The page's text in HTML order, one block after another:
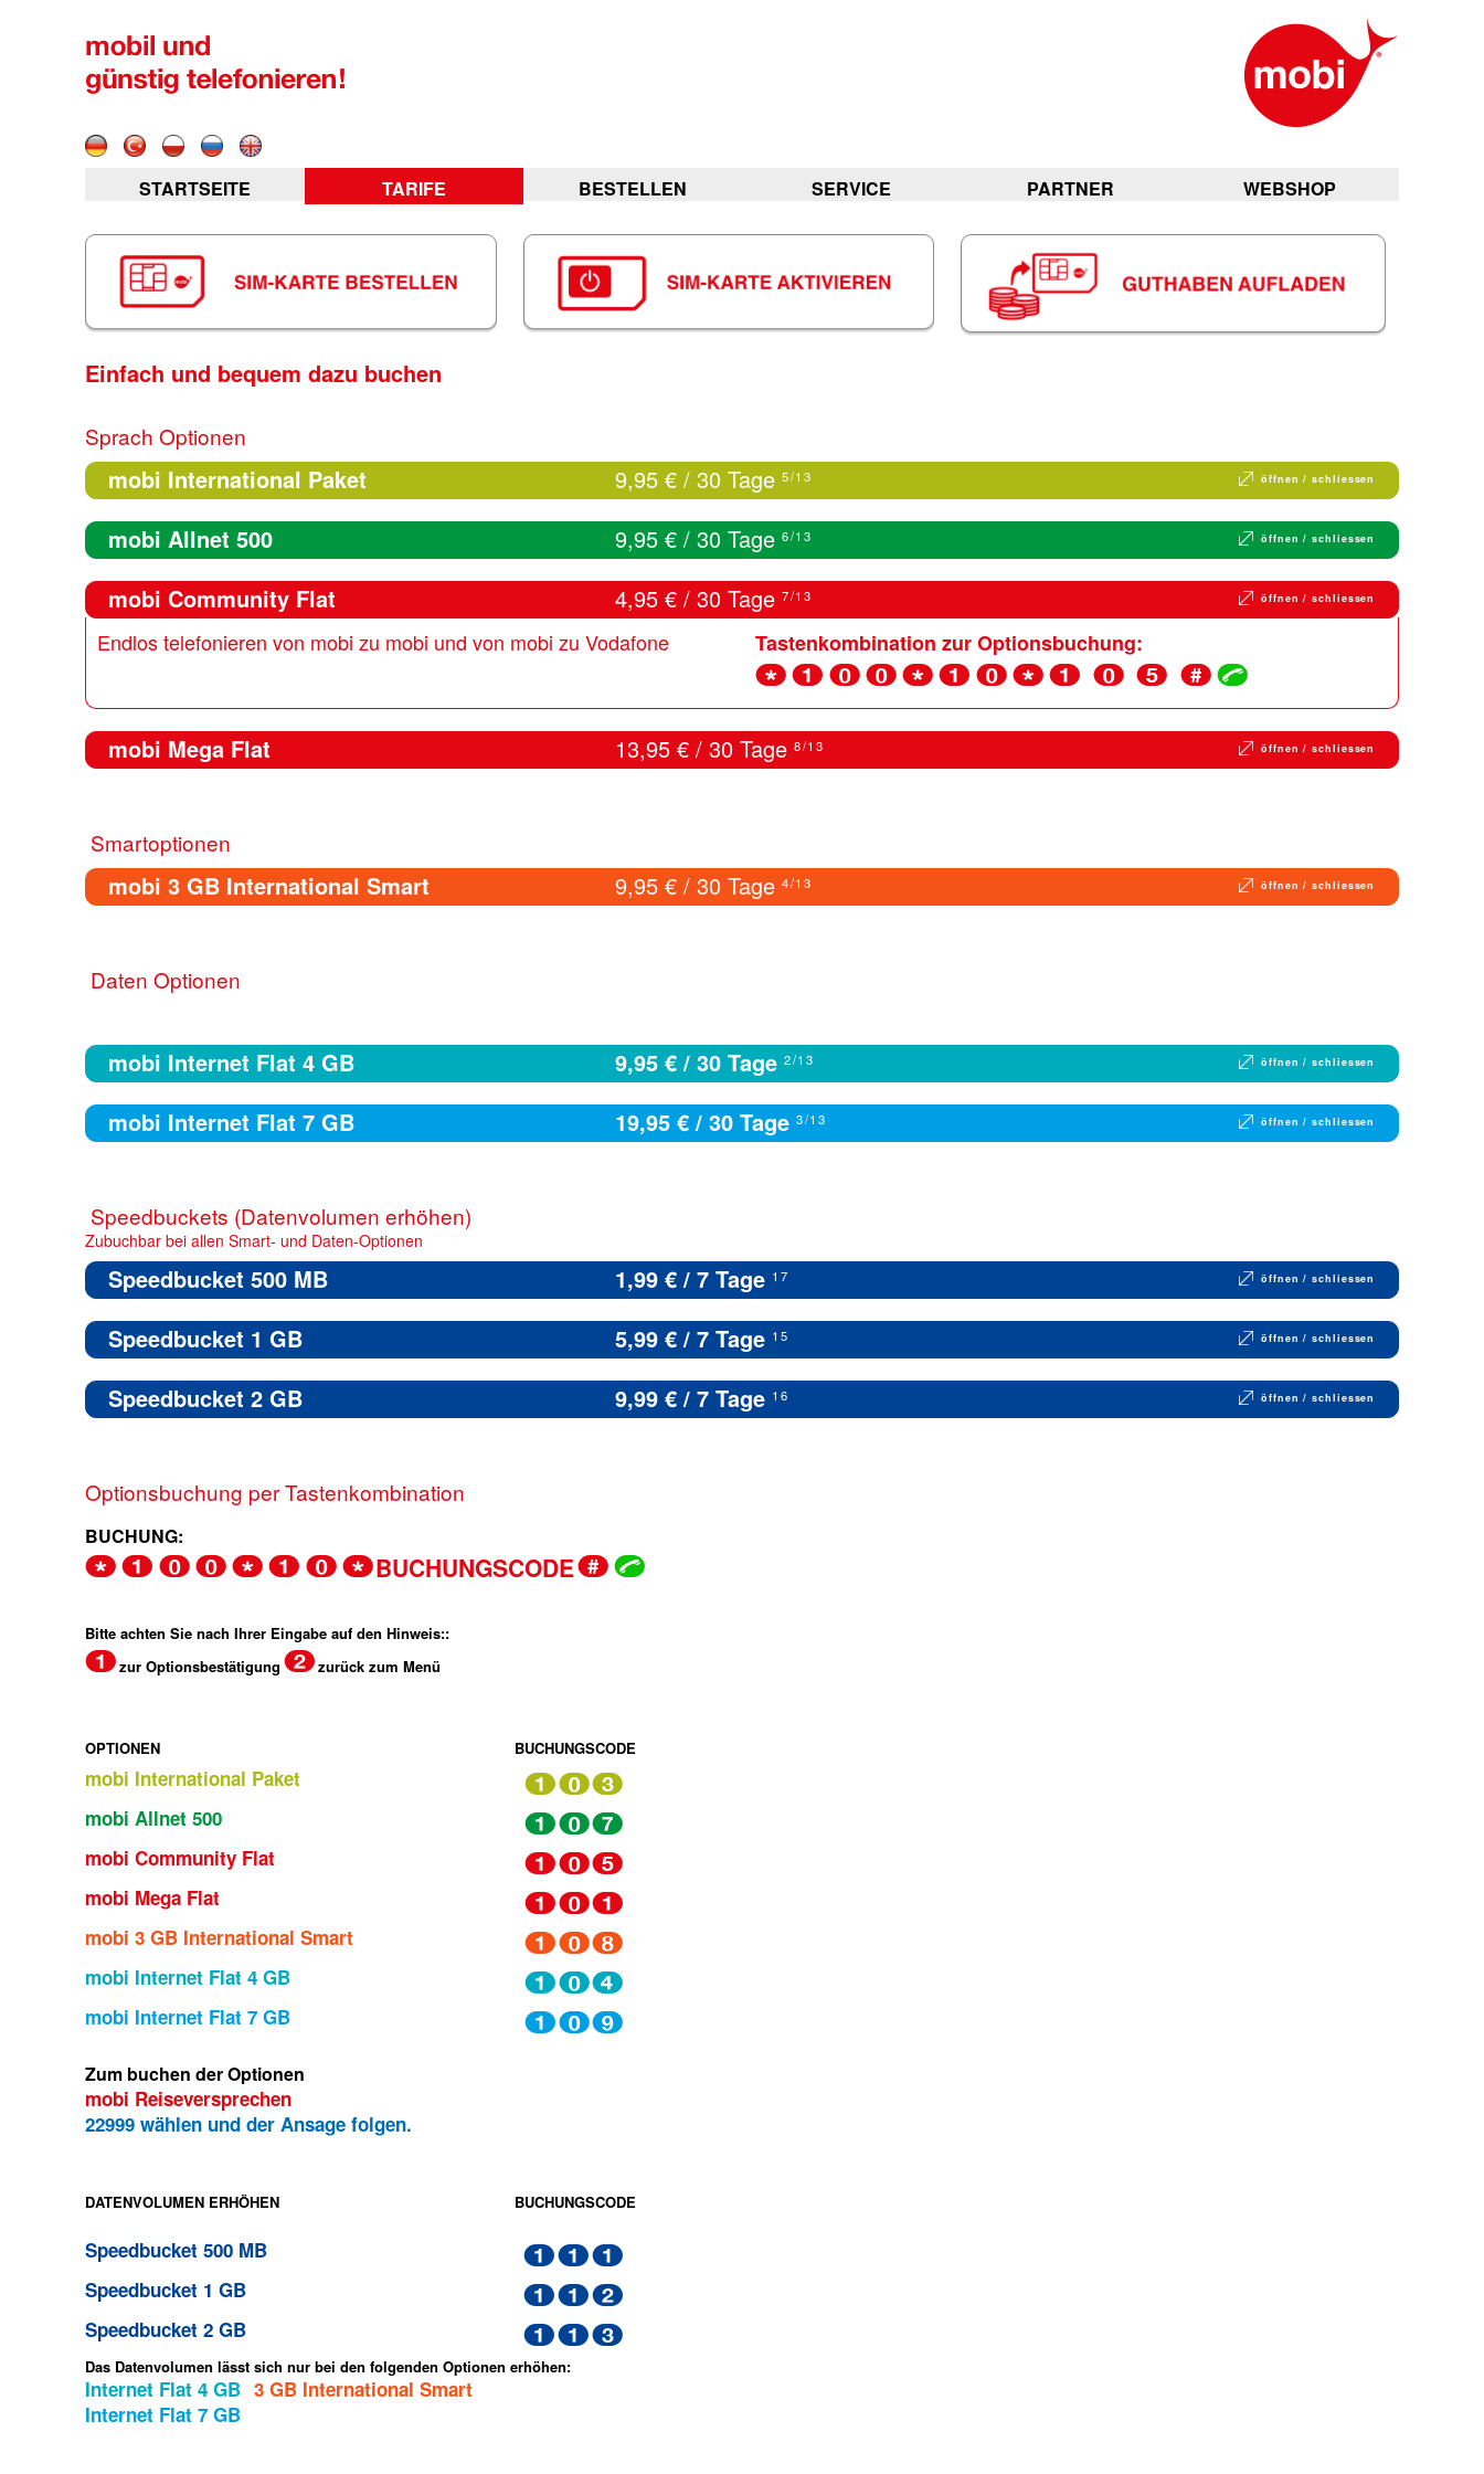
STARTSEITE TARIFE BESTELLEN SERVICE PARTNER WEBSHOP
Einfach und bequem dazu buchen
Sprach Optionen
mobi International Paket 9,95 € / 30 Tage5/13 öffnen / schliessen
mobi Allnet 500 9,95 € / 30 Tage6/13 öffnen / schliessen
mobi Community Flat 4,95 € / 30 Tage7/13 öffnen / schliessen
Endlos telefonieren von mobi zu mobi und von mobi zu Vodafone
Tastenkombination zur Optionsbuchung:
* 1 0 0 * 1 0 *1 0 5#ü
mobi Mega Flat 13,95 € / 30 Tage8/13 öffnen / schliessen
Smartoptionen
mobi 3 GB International Smart 9,95 € / 30 Tage4/13 öffnen / schliessen
Daten Optionen
mobi Internet Flat 4 GB 9,95 € / 30 Tage2/13 öffnen / schliessen
mobi Internet Flat 7 GB 19,95 € / 30 Tage3/13 öffnen / schliessen
Speedbuckets (Datenvolumen erhöhen)
Zubuchbar bei allen Smart- und Daten-Optionen
Speedbucket 500 MB 1,99 € / 7 Tage 17 öffnen / schliessen
Speedbucket 1 GB 5,99 € / 7 Tage 15 öffnen / schliessen
Speedbucket 2 GB 9,99 € / 7 Tage 16 öffnen / schliessen
Optionsbuchung per Tastenkombination
BUCHUNG:
* 1 0 0 * 1 0 *BUCHUNGSCODE#ü
Bitte achten Sie nach Ihrer Eingabe auf den Hinweis::
1zur Optionsbestätigung 2zurück zum Menü
OPTIONEN BUCHUNGSCODE
mobi International Paket 103
mobi Allnet 500 107
mobi Community Flat 105
mobi Mega Flat 101
mobi 3 GB International Smart 108
mobi Internet Flat 4 GB 104
mobi Internet Flat 7 GB 109
Zum buchen der Optionen
mobi Reiseversprechen
22999 wählen und der Ansage folgen.
DATENVOLUMEN ERHÖHEN BUCHUNGSCODE
Speedbucket 500 MB 111
Speedbucket 1 GB 112
Speedbucket 2 GB 113
Das Datenvolumen lässt sich nur bei den folgenden Optionen erhöhen:
Internet Flat 4 GB 3 GB International Smart
Internet Flat 7 GB